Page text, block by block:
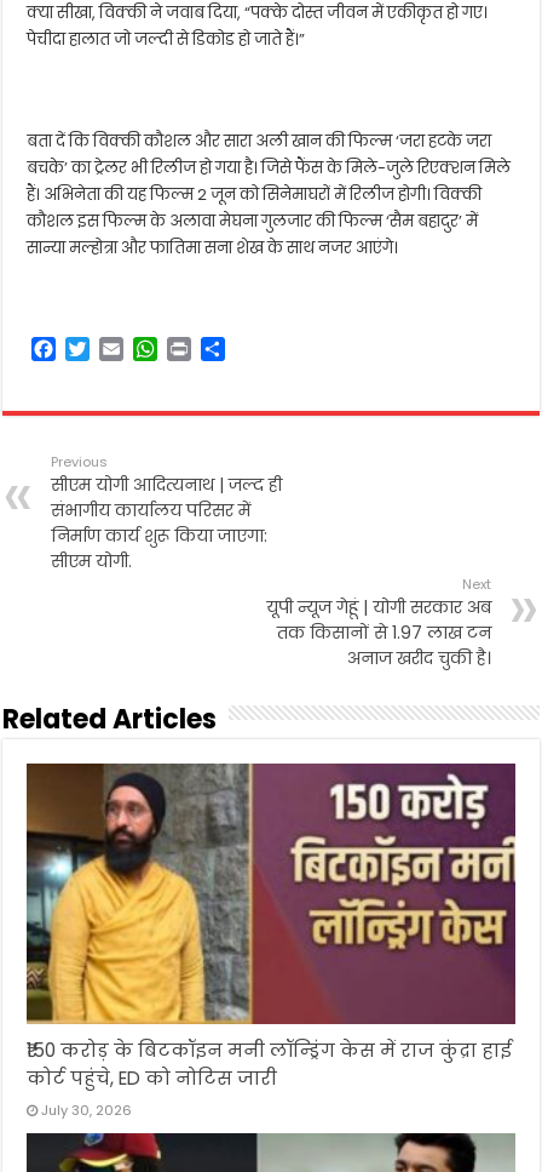
क्या सीखा, विक्की ने जवाब दिया, “पक्के दोस्त जीवन में एकीकृत हो गए।
पेचीदा हालात जो जल्दी से डिकोड हो जाते हैं।”
बता दें कि विक्की कौशल और सारा अली खान की फिल्म ‘जरा हटके जरा
बचके’ का ट्रेलर भी रिलीज हो गया है। जिसे फैंस के मिले-जुले रिएक्शन मिले
हैं। अभिनेता की यह फिल्म 2 जून को सिनेमाघरों में रिलीज होगी। विक्की
कौशल इस फिल्म के अलावा मेघना गुलजार की फिल्म ‘सैम बहादुर’ में
सान्या मल्होत्रा ​​और फातिमा सना शेख के साथ नजर आएंगे।
F
e
o
o
k
T
t
e
r
E
i
W
t
A
p
p
P
n
r
Previous
सीएम योगी आदित्यनाथ | जल्द ही
संभागीय कार्यालय परिसर में
निर्माण कार्य शुरू किया जाएगा:
सीएम योगी.
Next
यूपी न्यूज गेहूं | योगी सरकार अब
तक किसानों से 1.97 लाख टन
अनाज खरीद चुकी है।
Related Articles
₹150 करोड़ के बिटकॉइन मनी लॉन्ड्रिंग केस में राज कुंद्रा हाई
कोर्ट पहुंचे, ED को नोटिस जारी
July 30, 2026